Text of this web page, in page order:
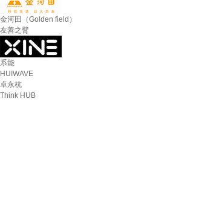
金河田（Golden field）
友善之臂
系能
HUIWAVE
卓永杭
Think HUB